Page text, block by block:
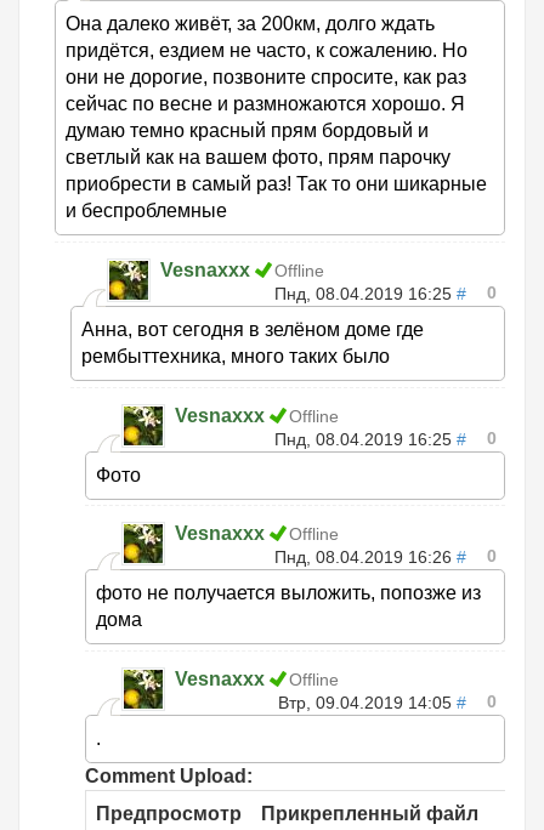
Она далеко живёт, за 200км, долго ждать
придётся, ездием не часто, к сожалению. Но
они не дорогие, позвоните спросите, как раз
сейчас по весне и размножаются хорошо. Я
думаю темно красный прям бордовый и
светлый как на вашем фото, прям парочку
приобрести в самый раз! Так то они шикарные
и беспроблемные
Vesnaxxx
Offline
Пнд, 08.04.2019 16:25 # 0
Анна, вот сегодня в зелёном доме где
рембыттехника, много таких было
Vesnaxxx
Offline
Пнд, 08.04.2019 16:25 # 0
Фото
Vesnaxxx
Offline
Пнд, 08.04.2019 16:26 # 0
фото не получается выложить, попозже из
дома
Vesnaxxx
Offline
Втр, 09.04.2019 14:05 # 0
.
Comment Upload:
Предпросмотр
Прикрепленный файл